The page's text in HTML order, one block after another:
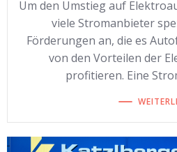
Um den Umstieg auf
viele Stromanbieter
Förderungen an, die es
von den Vorteilen der
profitieren. Eine